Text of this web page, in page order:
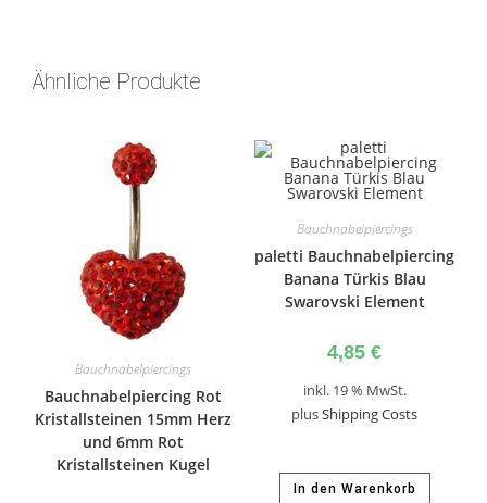
Ähnliche Produkte
Bauchnabelpiercings
Bauchnabelpiercing Rot
Kristallsteinen 15mm Herz
und 6mm Rot
Kristallsteinen Kugel
Bauchnabelpiercings
paletti Bauchnabelpiercing
Banana Türkis Blau
Swarovski Element
4,85 €
inkl. 19 % MwSt.
plusShipping Costs
In den Warenkorb